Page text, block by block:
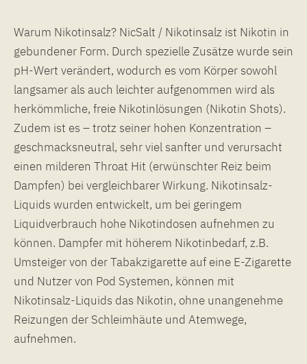
Warum Nikotinsalz? NicSalt / Nikotinsalz ist Nikotin in
gebundener Form. Durch spezielle Zusätze wurde sein
pH-Wert verändert, wodurch es vom Körper sowohl
langsamer als auch leichter aufgenommen wird als
herkömmliche, freie Nikotinlösungen (Nikotin Shots).
Zudem ist es – trotz seiner hohen Konzentration –
geschmacksneutral, sehr viel sanfter und verursacht
einen milderen Throat Hit (erwünschter Reiz beim
Dampfen) bei vergleichbarer Wirkung. Nikotinsalz-
Liquids wurden entwickelt, um bei geringem
Liquidverbrauch hohe Nikotindosen aufnehmen zu
können. Dampfer mit höherem Nikotinbedarf, z.B.
Umsteiger von der Tabakzigarette auf eine E-Zigarette
und Nutzer von Pod Systemen, können mit
Nikotinsalz-Liquids das Nikotin, ohne unangenehme
Reizungen der Schleimhäute und Atemwege,
aufnehmen.